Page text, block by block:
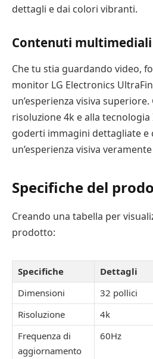
dettagli e dai colori vibranti.
Contenuti
Che tu stia guardando video,
monitor LG Electronics
un’esperienza visiva superiore.
risoluzione 4k e alla tecnologia
goderti immagini dettagliate e
un’esperienza visiva
Specifiche del
Creando una tabella per
prodotto:
Specifiche
Dettagli
Dimensioni
32 pollici
Risoluzione
4k
Frequenza di
aggiornamento
60Hz